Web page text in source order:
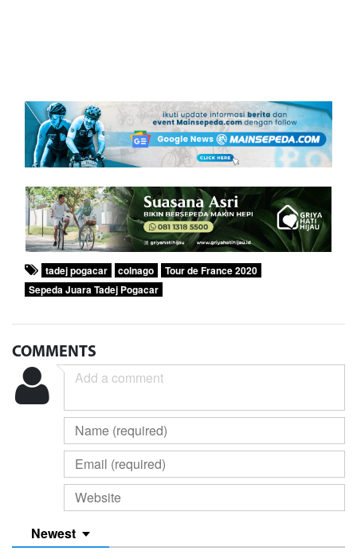
tadej pogacar colnago
Tour de France 2020
Sepeda Juara Tadej Pogacar
COMMENTS
Newest